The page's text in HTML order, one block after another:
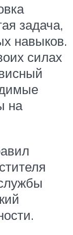
задача,
навыков.
силах
на